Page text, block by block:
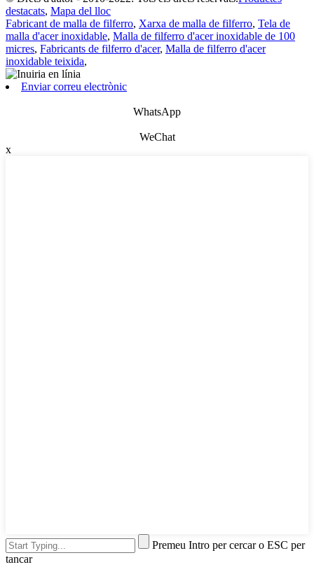
destacats, Mapa del lloc
Fabricant de malla de filferro, Xarxa de malla de filferro, Tela de
malla d'acer inoxidable, Malla de filferro d'acer inoxidable de 100
micres, Fabricants de filferro d'acer, Malla de filferro d'acer
inoxidable teixida,
Enviar correu electrònic
WhatsApp
WeChat
x
Premeu Intro per cercar o ESC per
tancar